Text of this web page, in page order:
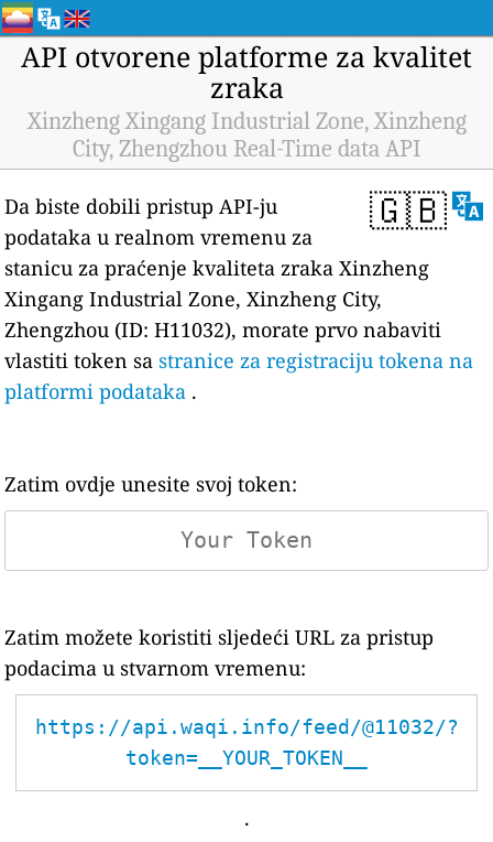
API otvorene platforme za kvalitet
zraka
Xinzheng Xingang Industrial Zone, Xinzheng
City, Zhengzhou Real-Time data API
🇬🇧
Da biste dobili pristup API-ju
podataka u realnom vremenu za
stanicu za praćenje kvaliteta zraka Xinzheng
Xingang Industrial Zone, Xinzheng City,
Zhengzhou (ID: H11032), morate prvo nabaviti
vlastiti token sastranice za registraciju tokena na
platformi podataka .
Zatim ovdje unesite svoj token:
Zatim možete koristiti sljedeći URL za pristup
podacima u stvarnom vremenu:
https://api.waqi.info/feed/@11032/?
token=__YOUR_TOKEN__
.